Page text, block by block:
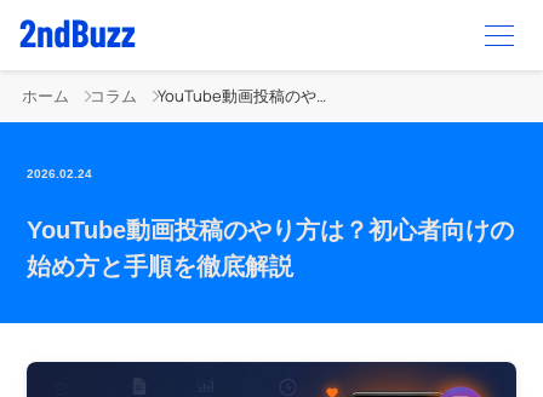
ホーム コラム YouTube動画投稿のやり方は？初心者向けの始め方と手順を徹底解説
2026.02.24
YouTube動画投稿のやり方は？初心者向けの
始め方と手順を徹底解説